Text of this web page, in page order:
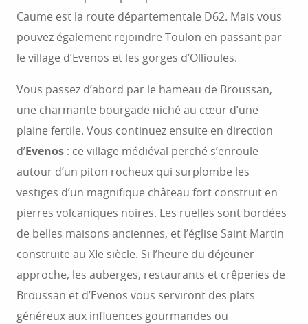
Caume est la route départementale D62. Mais vous
pouvez également rejoindre Toulon en passant par
le village d’Evenos et les gorges d’Ollioules.
Vous passez d’abord par le hameau de Broussan,
une charmante bourgade niché au cœur d’une
plaine fertile. Vous continuez ensuite en direction
d’Evenos : ce village médiéval perché s’enroule
autour d’un piton rocheux qui surplombe les
vestiges d’un magnifique château fort construit en
pierres volcaniques noires. Les ruelles sont bordées
de belles maisons anciennes, et l’église Saint Martin
construite au XIe siècle. Si l’heure du déjeuner
approche, les auberges, restaurants et crêperies de
Broussan et d’Evenos vous serviront des plats
généreux aux influences gourmandes ou